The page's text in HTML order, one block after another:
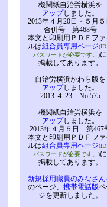
機関紙自治労横浜を
アップしました。
2013年４月20日・５月５
合併号 第468号
本文と印刷用ＰＤＦファ
ルは組合員専用ページ
パスワードが必要です。)に
掲載してあります。
自治労横浜かわら版を
アップしました。
2013.４.23 No.575
機関紙自治労横浜を
アップしました。
2013年４月５日 第467
本文と印刷用ＰＤＦファ
ルは組合員専用ページ
パスワードが必要です。)に
掲載してあります。
新規採用職員のみなさん
のページ、 携帯電話版ペ
ジを更新しました。